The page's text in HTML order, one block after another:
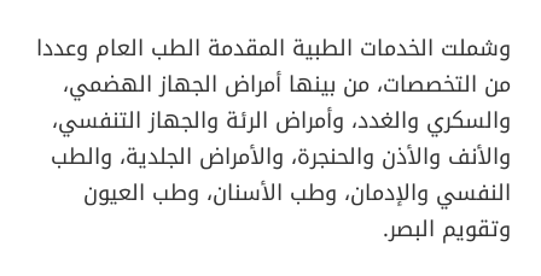
وشملت الخدمات الطبية المقدمة الطب العام وعددا
من التخصصات، من بينها أمراض الجهاز الهضمي،
والسكري والغدد، وأمراض الرئة والجهاز التنفسي،
والأنف والأذن والحنجرة، والأمراض الجلدية، والطب
النفسي والإدمان، وطب الأسنان، وطب العيون
وتقويم البصر.